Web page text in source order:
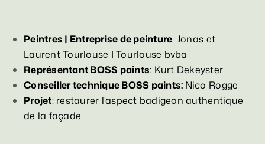
Peintres | Entreprise de peinture: Jonas et
Laurent Tourlouse | Tourlouse bvba
Représentant BOSS paints: Kurt Dekeyster
Conseiller technique BOSS paints: Nico Rogge
Projet: restaurer l'aspect badigeon authentique
de la façade